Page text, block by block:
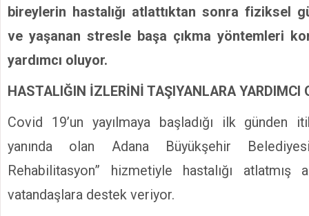
bireylerin hastalığı atlattıktan sonra fiziksel
ve yaşanan stresle başa çıkma yöntemleri
yardımcı oluyor.
HASTALIĞIN İZLERİNİ TAŞIYANLARA YARDIMCI
Covid 19’un yayılmaya başladığı ilk günden
yanında olan Adana Büyükşehir
Rehabilitasyon” hizmetiyle hastalığı atlatmış
vatandaşlara destek veriyor.